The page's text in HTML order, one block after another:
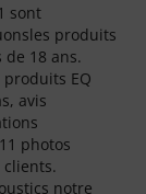
sont
produits
de 18 ans.
EQ
avis
photos
clients.
notre